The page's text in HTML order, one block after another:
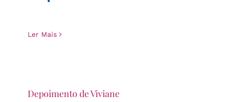
Ler Mais
Depoimento de Viviane